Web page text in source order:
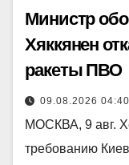
Министр
Хяккянен
ракеты ПВО
09.08.2026 04:40
МОСКВА, 9 авг.
требованию